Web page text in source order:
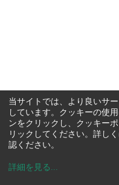
当サイトでは、より良いサ
しています。クッキーの使
ンをクリックし、クッキー
リックしてください。詳し
認ください。
詳細を見る ...